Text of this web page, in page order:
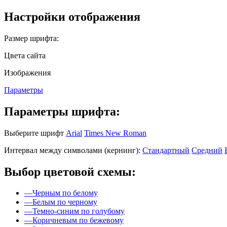
Настройки отображения
Размер шрифта:
Цвета сайта
Изображения
Параметры
Параметры шрифта:
Выберите шрифт Arial Times New Roman
Интервал между символами (кернинг): Стандартный Средний
Выбор цветовой схемы:
—Черным по белому
—Белым по черному
—Темно-синим по голубому
—Коричневым по бежевому